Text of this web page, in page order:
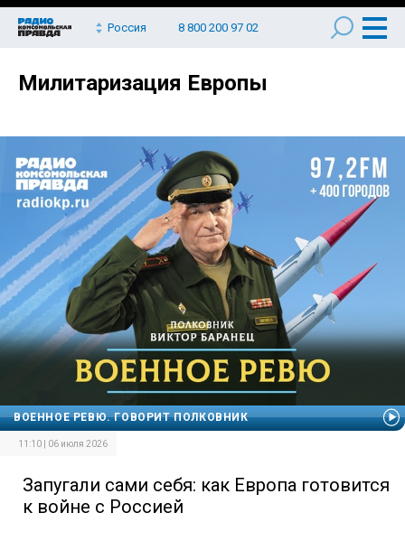
Россия 8 800 200 97 02
Милитаризация Европы
ВОЕННОЕ РЕВЮ. ГОВОРИТ ПОЛКОВНИК
11:10 | 06 июля 2026
Запугали сами себя: как Европа готовится
к войне с Россией